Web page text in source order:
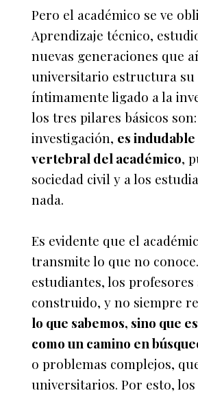
Pero el académico se ve
Aprendizaje técnico,
nuevas generaciones que
universitario estructura su
íntimamente ligado a la
los tres pilares básicos
investigación, es
vertebral del académico,
sociedad civil y a los
nada.
Es evidente que el
transmite lo que no
estudiantes, los
construido, y no siempre
lo que sabemos, sino que
como un camino en
o problemas complejos,
universitarios. Por esto,